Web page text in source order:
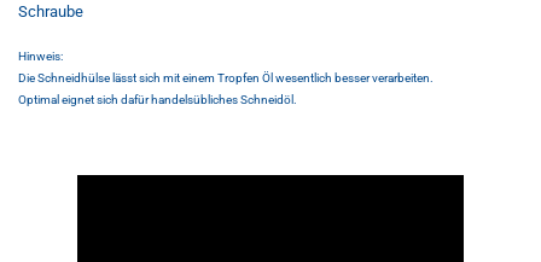
Schraube
Hinweis:
Die Schneidhülse lässt sich mit einem Tropfen Öl wesentlich besser verarbeiten.
Optimal eignet sich dafür handelsübliches Schneidöl.